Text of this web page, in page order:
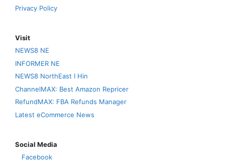
Privacy Policy
Visit
NEWS8 NE
INFORMER NE
NEWS8 NorthEast I Hin
ChannelMAX: Best Amazon Repricer
RefundMAX: FBA Refunds Manager
Latest eCommerce News
Social Media
Facebook